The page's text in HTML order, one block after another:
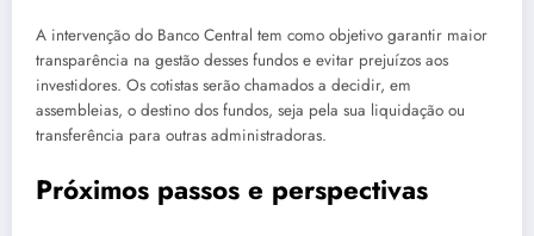
A intervenção do Banco Central tem como objetivo garantir maior
transparência na gestão desses fundos e evitar prejuízos aos
investidores. Os cotistas serão chamados a decidir, em
assembleias, o destino dos fundos, seja pela sua liquidação ou
transferência para outras administradoras.
Próximos passos e perspectivas